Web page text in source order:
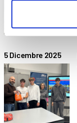
5 Dicembre 2025